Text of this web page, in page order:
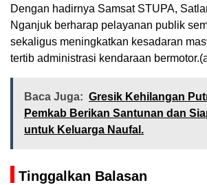
Dengan hadirnya Samsat STUPA,
Nganjuk berharap pelayanan publik
sekaligus meningkatkan kesadaran
tertib administrasi kendaraan
Baca Juga: Gresik Kehilangan
Pemkab Berikan Santunan dan
untuk Keluarga Naufal.
Tinggalkan Balasan